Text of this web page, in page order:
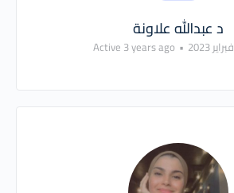
د عبدالله علاونة
•
Active 3 years ago